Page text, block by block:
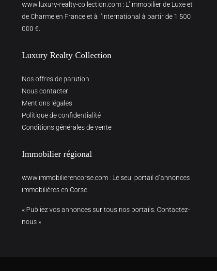
www.luxury-realty-collection.com : L’immobilier de Luxe et
de Charme en France et à l’international à partir de 1 500
000 €.
Luxury Realty Collection
Nos offres de parution
Nous contacter
Mentions légales
Politique de confidentialité
Conditions générales de vente
Immobilier régional
www.immobilierencorse.com : Le seul portail d’annonces
immobilières en Corse.
« Publiez vos annonces sur tous nos portails. Contactez-
nous »